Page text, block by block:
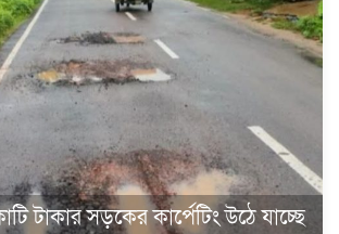
টাকার সড়কের কার্পেটিং উঠে যাচ্ছে